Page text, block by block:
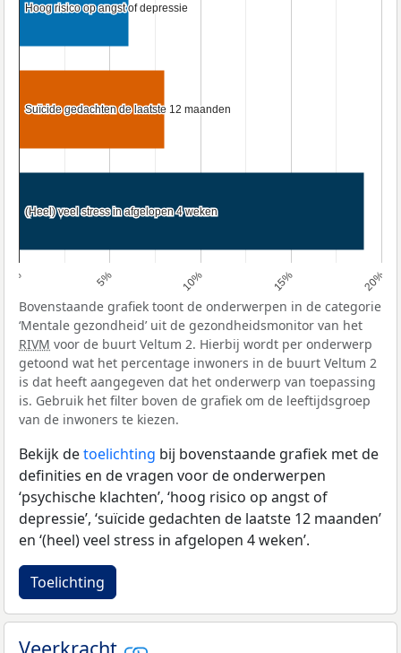
0% 5% 10% 15% 20%
Hoog risico op angst of depressie
Hoog risico op angst of depressie
Suïcide gedachten de laatste 12 maanden
Suïcide gedachten de laatste 12 maanden
(Heel) veel stress in afgelopen 4 weken
(Heel) veel stress in afgelopen 4 weken
Bovenstaande grafiek toont de onderwerpen in de categorie
‘Mentale gezondheid’ uit de gezondheidsmonitor van het
RIVM voor de buurt Veltum 2. Hierbij wordt per onderwerp
getoond wat het percentage inwoners in de buurt Veltum 2
is dat heeft aangegeven dat het onderwerp van toepassing
is. Gebruik het filter boven de grafiek om de leeftijdsgroep
van de inwoners te kiezen.
Bekijk detoelichting bij bovenstaande grafiek met de
definities en de vragen voor de onderwerpen
‘psychische klachten’, ‘hoog risico op angst of
depressie’, ‘suïcide gedachten de laatste 12 maanden’
en ‘(heel) veel stress in afgelopen 4 weken’.
Toelichting